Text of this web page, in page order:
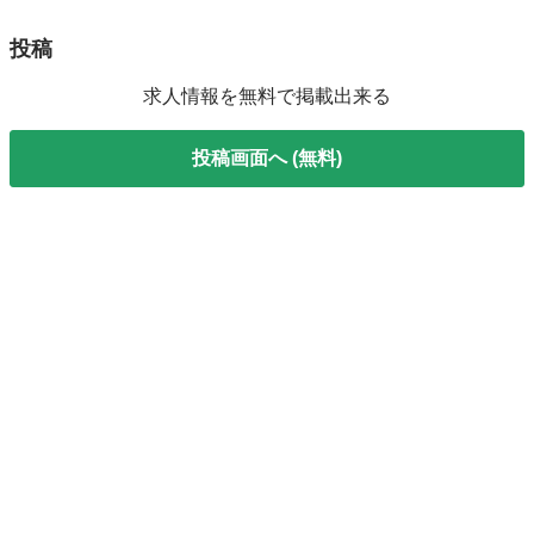
投稿
求人情報を無料で掲載出来る
投稿画面へ (無料)